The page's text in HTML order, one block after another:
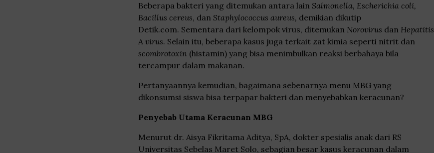
Beberapa bakteri yang ditemukan antara lain Salmonella, Escherichia coli,
Bacillus cereus, dan Staphylococcus aureus, demikian dikutip
Detik.com. Sementara dari kelompok virus, ditemukan Norovirus dan Hepatitis
A virus. Selain itu, beberapa kasus juga terkait zat kimia seperti nitrit dan
scombrotoxin(histamin) yang bisa menimbulkan reaksi berbahaya bila
tercampur dalam makanan.
Pertanyaannya kemudian, bagaimana sebenarnya menu MBG yang
dikonsumsi siswa bisa terpapar bakteri dan menyebabkan keracunan?
Penyebab Utama Keracunan MBG
Menurut dr. Aisya Fikritama Aditya, SpA, dokter spesialis anak dari RS
Universitas Sebelas Maret Solo, sebagian besar kasus keracunan dalam